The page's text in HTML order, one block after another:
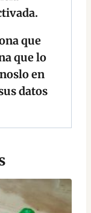
que
que lo
en
datos